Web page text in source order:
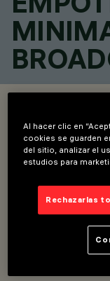
VER LOS
Overview
Versión raíl 48 V
incorporar varios
Al hacer clic en
cookies se guarden
del sitio, analizar el
estudios para
Rechazarlas